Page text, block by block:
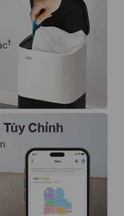
†
Chỉnh